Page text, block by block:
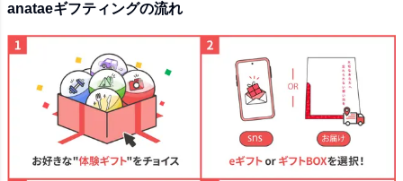
anataeギフティングの流れ